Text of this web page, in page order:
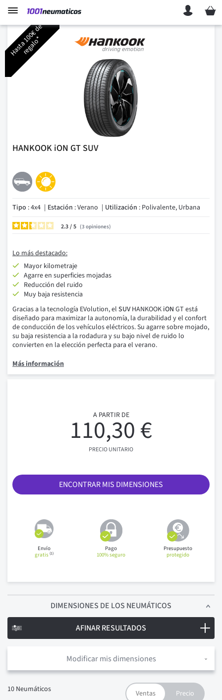
Mi
H
a
s
t
a
1
0
0
€
d
e
r
e
g
a
l
o
*
HANKOOK iON GT SUV
Tipo : 4x4 Estación : Verano Utilización : Polivalente, Urbana
2.3/ 3 opiniones
Lo más destacado:
Mayor kilometraje
Agarre en superficies mojadas
Reducción del ruido
Muy baja resistencia
Gracias a la tecnología EVolution, el SUVHANKOOK iON GT está
diseñado para maximizar la autonomía, la durabilidad y el confort
de conducción de los vehículos eléctricos. Su agarre sobre mojado,
su baja resistencia a la rodadura y su bajo nivel de ruido lo
convierten en la elección perfecta para el verano.
Más información
A PARTIR DE
110,30 €
PRECIO UNITARIO
ENCONTRAR MIS DIMENSIONES
Envío
gratis(1)
Pago
100% seguro
Presupuesto
protegido
DIMENSIONES DE LOS NEUMÁTICOS
Modificar mis dimensiones
10 Neumáticos
AFINAR RESULTADOS